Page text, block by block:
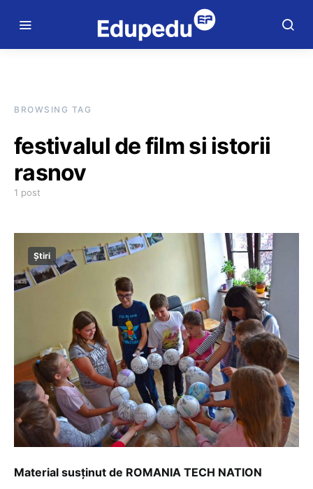
BROWSING TAG
festivalul de film si istorii
rasnov
1 post
Știri
Material susținut de ROMANIA TECH NATION